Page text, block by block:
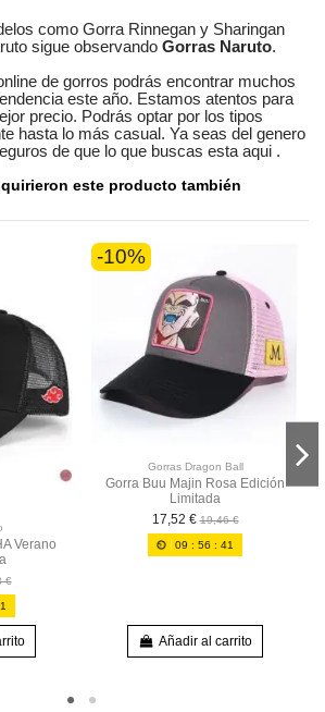
como Gorra Rinnegan y Sharingan
sigue observando Gorras Naruto.
de gorros podrás encontrar muchos
este año. Estamos atentos para
precio. Podrás optar por los tipos
hasta lo más casual. Ya seas del genero
de que lo que buscas esta aqui .
este producto también
Verano
€
-10%
Gorras Dragon Ball
Gorra Buu Majin Rosa Edición
Limitada
17,52 € 19,46 €
09 :56 :40
Añadir al carrito